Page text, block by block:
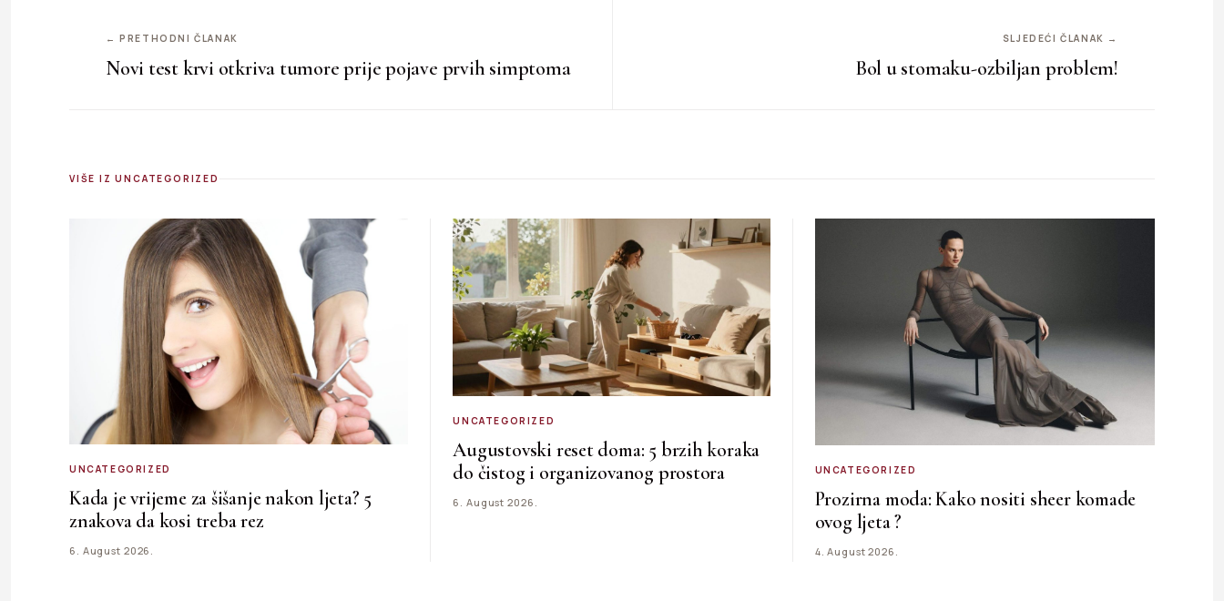
← PRETHODNI ČLANAK
Novi test krvi otkriva tumore prije pojave prvih simptoma
SLJEDEĆI ČLANAK →
Bol u stomaku-ozbiljan problem!
VIŠE IZ UNCATEGORIZED
UNCATEGORIZED
Kada je vrijeme za šišanje nakon ljeta? 5
znakova da kosi treba rez
6. August 2026.
UNCATEGORIZED
Augustovski reset doma: 5 brzih koraka
do čistog i organizovanog prostora
6. August 2026.
UNCATEGORIZED
Prozirna moda: Kako nositi sheer komade
ovog ljeta ?
4. August 2026.